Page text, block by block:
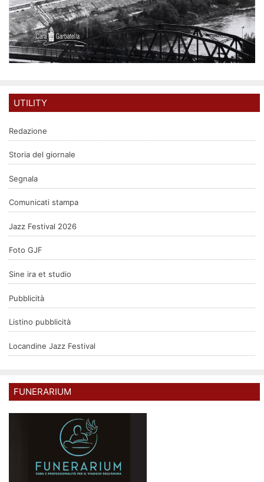
UTILITY
Redazione
Storia del giornale
Segnala
Comunicati stampa
Jazz Festival 2026
Foto GJF
Sine ira et studio
Pubblicità
Listino pubblicità
Locandine Jazz Festival
FUNERARIUM